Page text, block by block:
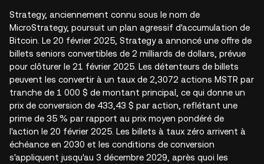
Strategy, anciennement connu sous le nom de
MicroStrategy, poursuit un plan agressif d'accumulation de
Bitcoin. Le 20 février 2025, Strategy a annoncé une offre de
billets seniors convertibles de 2 milliards de dollars, prévue
pour clôturer le 21 février 2025. Les détenteurs de billets
peuvent les convertir à un taux de 2,3072 actions MSTR par
tranche de 1 000 $ de montant principal, ce qui donne un
prix de conversion de 433,43 $ par action, reflétant une
prime de 35 % par rapport au prix moyen pondéré de
l'action le 20 février 2025. Les billets à taux zéro arrivent à
échéance en 2030 et les conditions de conversion
s'appliquent jusqu'au 3 décembre 2029, après quoi les